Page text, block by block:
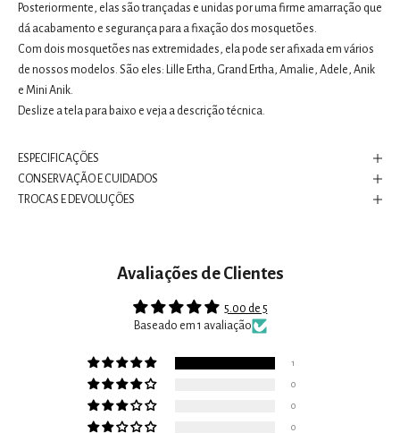
Posteriormente, elas são trançadas e unidas por uma firme amarração que
dá acabamento e segurança para a fixação dos mosquetões.
Com dois mosquetões nas extremidades, ela pode ser afixada em vários
de nossos modelos. São eles: Lille Ertha, Grand Ertha, Amalie, Adele, Anik
e Mini Anik.
Deslize a tela para baixo e veja a descrição técnica.
ESPECIFICAÇÕES
CONSERVAÇÃO E CUIDADOS
TROCAS E DEVOLUÇÕES
Avaliações de Clientes
5.00 de 5
Baseado em 1 avaliação
1
0
0
0